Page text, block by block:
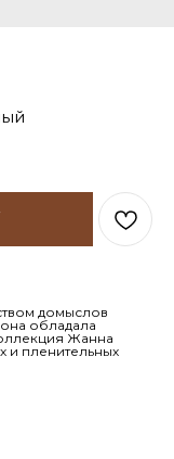
домыслов
обладала
Жанна
и пленительных